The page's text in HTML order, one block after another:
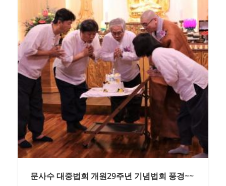
문사수 대중법회 개원29주년 기념법회 풍경~~